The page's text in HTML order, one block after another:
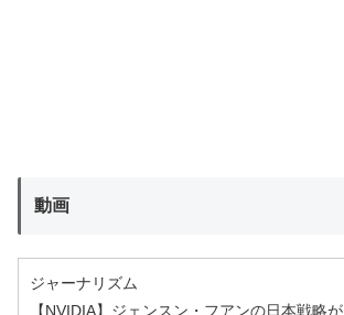
動画
ジャーナリズム
【NVIDIA】ジェンスン・フアンの日本戦略が